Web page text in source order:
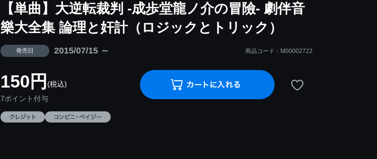
【単曲】大逆転裁判 -成歩堂龍ノ介の冒險- 劇伴音
樂大全集 論理と奸計（ロジックとトリック）
発売日 2015/07/15 ～ 商品コード：M00002722
150円 (税込)
7ポイント付与